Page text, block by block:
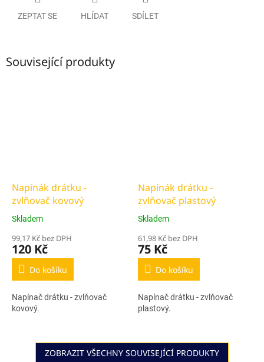
ZEPTAT SE HLÍDAT SDÍLET
Související produkty
Napínák drátku -
zvlňovač kovový
Skladem
99,17 Kč bez DPH
120 Kč
Do košíku
Napínač drátku - zvlňovač
kovový.
Napínák drátku -
zvlňovač plastový
Skladem
61,98 Kč bez DPH
75 Kč
Do košíku
Napínač drátku - zvlňovač
plastový.
ZOBRAZIT VŠECHNY SOUVISEJÍCÍ PRODUKTY